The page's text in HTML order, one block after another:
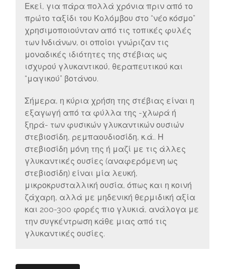
Εκεί, για πάρα πολλά χρόνια πριν από το
πρώτο ταξίδι του Κολόμβου στο “νέο κόσμο”
χρησιμοποιούνταν από τις τοπικές φυλές
των Ινδιάνων, οι οποίοι γνώριζαν τις
μοναδικές ιδιότητες της στέβιας ως
ισχυρού γλυκαντικού, θεραπευτικού και
“μαγικού” βοτάνου.
Σήμερα, η κύρια χρήση της στέβιας είναι η
εξαγωγή από τα φύλλα της -χλωρά ή
ξηρά- των φυσικών γλυκαντικών ουσιών
στεβιοσίδη, ρεμπαουδιοσίδη, κ.ά.. Η
στεβιοσίδη μόνη της ή μαζί με τις άλλες
γλυκαντικές ουσίες (αναφερόμενη ως
στεβιοσίδη) είναι μία λευκή,
μικροκρυσταλλική ουσία, όπως και η κοινή
ζάχαρη, αλλά με μηδενική θερμιδική αξία
και 200-300 φορές πιο γλυκιά, ανάλογα με
την συγκέντρωση κάθε μιας από τις
γλυκαντικές ουσίες.